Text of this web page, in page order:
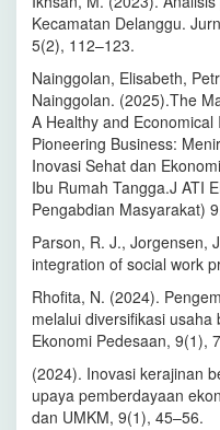
Kecamatan Delanggu.
5(2), 112–123.
Nainggolan, Elisabeth,
Nainggolan. (2025).The
A Healthy and Economical
Pioneering Business:
Inovasi Sehat dan
Ibu Rumah Tangga.J ATI
Pengabdian Masyarakat)
Parson, R. J., Jorgensen,
integration of social work
Rhofita, N. (2024).
melalui diversifikasi
Ekonomi Pedesaan, 9(1),
(2024). Inovasi kerajinan
upaya pemberdayaan
dan UMKM, 9(1), 45–56.